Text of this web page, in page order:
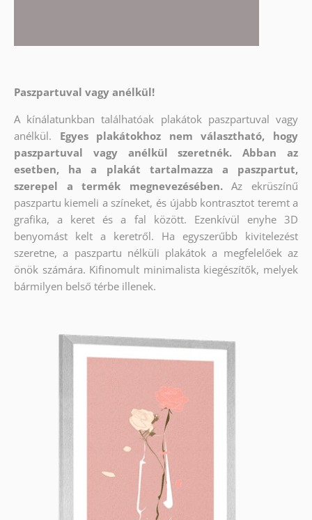
Paszpartuval vagy anélkül!
A kínálatunkban találhatóak plakátok paszpartuval vagy
anélkül.
Egyes plakátokhoz nem választható, hogy
paszpartuval vagy anélkül szeretnék. Abban az
esetben, ha a plakát tartalmazza a paszpartut,
szerepel a termék megnevezésében.
Az ekrüszínű
paszpartu kiemeli a színeket, és újabb kontrasztot teremt a
grafika, a keret és a fal között. Ezenkívül enyhe 3D
benyomást kelt a keretről. Ha egyszerűbb kivitelezést
szeretne, a paszpartu nélküli plakátok a megfelelőek az
önök számára. Kifinomult minimalista kiegészítők, melyek
bármilyen belső térbe illenek.